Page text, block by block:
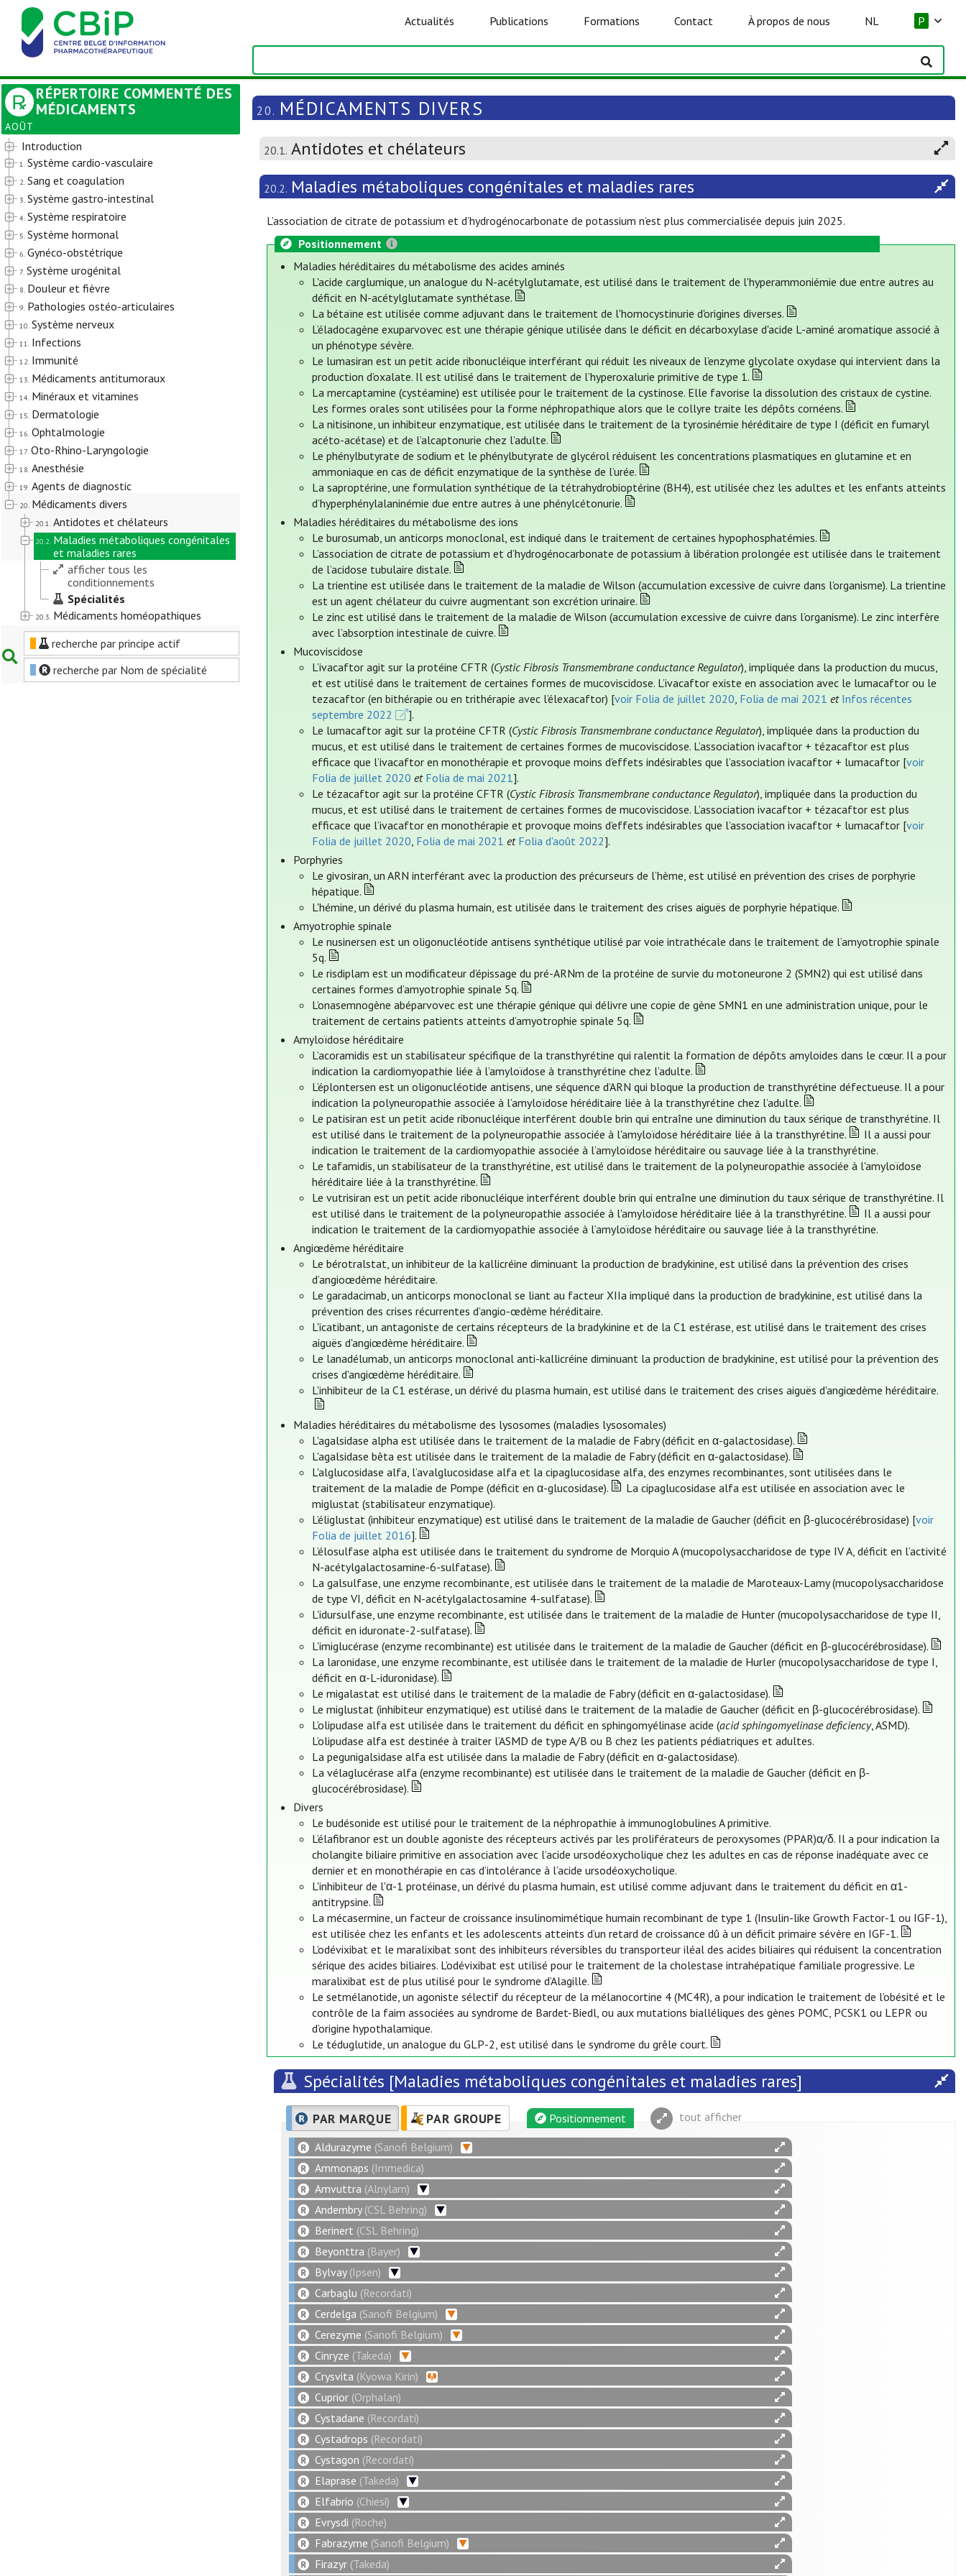
Actualités Publications Formations Contact À propos de nous NL P
RÉPERTOIRE COMMENTÉ DES
MÉDICAMENTS
AOÛT
Introduction
1. Système cardio-vasculaire
2. Sang et coagulation
3. Système gastro-intestinal
4. Système respiratoire
5. Système hormonal
6. Gynéco-obstétrique
7. Système urogénital
8. Douleur et fièvre
9. Pathologies ostéo-articulaires
10. Système nerveux
11. Infections
12. Immunité
13. Médicaments antitumoraux
14. Minéraux et vitamines
15. Dermatologie
16. Ophtalmologie
17. Oto-Rhino-Laryngologie
18. Anesthésie
19. Agents de diagnostic
20. Médicaments divers
20.1. Antidotes et chélateurs
20.2. Maladies métaboliques congénitales
et maladies rares
afficher tous les
conditionnements
Spécialités
20.3. Médicaments homéopathiques
recherche par principe actif
recherche par Nom de spécialité
20. MÉDICAMENTS DIVERS
20.1. Antidotes et chélateurs
20.2. Maladies métaboliques congénitales et maladies rares
L’association de citrate de potassium et d’hydrogénocarbonate de potassium n’est plus commercialisée depuis juin 2025.
Positionnement
Maladies héréditaires du métabolisme des acides aminés
L'acide carglumique, un analogue du N-acétylglutamate, est utilisé dans le traitement de l'hyperammoniémie due entre autres au
déficit en N-acétylglutamate synthétase.
La bétaïne est utilisée comme adjuvant dans le traitement de l'homocystinurie d'origines diverses.
L’éladocagène exuparvovec est une thérapie génique utilisée dans le déficit en décarboxylase d'acide L-aminé aromatique associé à
un phénotype sévère.
Le lumasiran est un petit acide ribonucléique interférant qui réduit les niveaux de l’enzyme glycolate oxydase qui intervient dans la
production d’oxalate. Il est utilisé dans le traitement de l’hyperoxalurie primitive de type 1.
La mercaptamine (cystéamine) est utilisée pour le traitement de la cystinose. Elle favorise la dissolution des cristaux de cystine.
Les formes orales sont utilisées pour la forme néphropathique alors que le collyre traite les dépôts cornéens.
La nitisinone, un inhibiteur enzymatique, est utilisée dans le traitement de la tyrosinémie héréditaire de type I (déficit en fumaryl
acéto-acétase) et de l’alcaptonurie chez l’adulte.
Le phénylbutyrate de sodium et le phénylbutyrate de glycérol réduisent les concentrations plasmatiques en glutamine et en
ammoniaque en cas de déficit enzymatique de la synthèse de l’urée.
La saproptérine, une formulation synthétique de la tétrahydrobioptérine (BH4), est utilisée chez les adultes et les enfants atteints
d’hyperphénylalaninémie due entre autres à une phénylcétonurie.
Maladies héréditaires du métabolisme des ions
Le burosumab, un anticorps monoclonal, est indiqué dans le traitement de certaines hypophosphatémies.
L’association de citrate de potassium et d’hydrogénocarbonate de potassium à libération prolongée est utilisée dans le traitement
de l’acidose tubulaire distale.
La trientine est utilisée dans le traitement de la maladie de Wilson (accumulation excessive de cuivre dans l’organisme). La trientine
est un agent chélateur du cuivre augmentant son excrétion urinaire.
Le zinc est utilisé dans le traitement de la maladie de Wilson (accumulation excessive de cuivre dans l’organisme). Le zinc interfère
avec l’absorption intestinale de cuivre.
Mucoviscidose
L’ivacaftor agit sur la protéine CFTR (Cystic Fibrosis Transmembrane conductance Regulator), impliquée dans la production du mucus,
et est utilisé dans le traitement de certaines formes de mucoviscidose. L’ivacaftor existe en association avec le lumacaftor ou le
tezacaftor (en bithérapie ou en trithérapie avec l’élexacaftor) [voir Folia de juillet 2020, Folia de mai 2021 et Infos récentes
septembre 2022
].
Le lumacaftor agit sur la protéine CFTR (Cystic Fibrosis Transmembrane conductance Regulator), impliquée dans la production du
mucus, et est utilisé dans le traitement de certaines formes de mucoviscidose. L’association ivacaftor + tézacaftor est plus
efficace que l’ivacaftor en monothérapie et provoque moins d’effets indésirables que l’association ivacaftor + lumacaftor [voir
Folia de juillet 2020 et Folia de mai 2021].
Le tézacaftor agit sur la protéine CFTR (Cystic Fibrosis Transmembrane conductance Regulator), impliquée dans la production du
mucus, et est utilisé dans le traitement de certaines formes de mucoviscidose. L’association ivacaftor + tézacaftor est plus
efficace que l’ivacaftor en monothérapie et provoque moins d’effets indésirables que l’association ivacaftor + lumacaftor [voir
Folia de juillet 2020, Folia de mai 2021 et Folia d'août 2022].
Porphyries
Le givosiran, un ARN interférant avec la production des précurseurs de l’hème, est utilisé en prévention des crises de porphyrie
hépatique.
L'hémine, un dérivé du plasma humain, est utilisée dans le traitement des crises aiguës de porphyrie hépatique.
Amyotrophie spinale
Le nusinersen est un oligonucléotide antisens synthétique utilisé par voie intrathécale dans le traitement de l’amyotrophie spinale
5q.
Le risdiplam est un modificateur d’épissage du pré-ARNm de la protéine de survie du motoneurone 2 (SMN2) qui est utilisé dans
certaines formes d’amyotrophie spinale 5q.
L’onasemnogène abéparvovec est une thérapie génique qui délivre une copie de gène SMN1 en une administration unique, pour le
traitement de certains patients atteints d’amyotrophie spinale 5q.
Amyloïdose héréditaire
L’acoramidis est un stabilisateur spécifique de la transthyrétine qui ralentit la formation de dépôts amyloides dans le cœur. Il a pour
indication la cardiomyopathie liée à l’amyloïdose à transthyrétine chez l’adulte.
L’éplontersen est un oligonucléotide antisens, une séquence d’ARN qui bloque la production de transthyrétine défectueuse. Il a pour
indication la polyneuropathie associée à l’amyloïdose héréditaire liée à la transthyrétine chez l’adulte.
Le patisiran est un petit acide ribonucléique interférent double brin qui entraîne une diminution du taux sérique de transthyrétine. Il
est utilisé dans le traitement de la polyneuropathie associée à l'amyloïdose héréditaire liée à la transthyrétine.
Il a aussi pour
indication le traitement de la cardiomyopathie associée à l’amyloïdose héréditaire ou sauvage liée à la transthyrétine.
Le tafamidis, un stabilisateur de la transthyrétine, est utilisé dans le traitement de la polyneuropathie associée à l'amyloïdose
héréditaire liée à la transthyrétine.
Le vutrisiran est un petit acide ribonucléique interférent double brin qui entraîne une diminution du taux sérique de transthyrétine. Il
est utilisé dans le traitement de la polyneuropathie associée à l'amyloïdose héréditaire liée à la transthyrétine.
Il a aussi pour
indication le traitement de la cardiomyopathie associée à l’amyloïdose héréditaire ou sauvage liée à la transthyrétine.
Angiœdème héréditaire
Le bérotralstat, un inhibiteur de la kallicréine diminuant la production de bradykinine, est utilisé dans la prévention des crises
d’angioœdème héréditaire.
Le garadacimab, un anticorps monoclonal se liant au facteur XIIa impliqué dans la production de bradykinine, est utilisé dans la
prévention des crises récurrentes d’angio-œdème héréditaire.
L'icatibant, un antagoniste de certains récepteurs de la bradykinine et de la C1 estérase, est utilisé dans le traitement des crises
aiguës d'angiœdème héréditaire.
Le lanadélumab, un anticorps monoclonal anti-kallicréine diminuant la production de bradykinine, est utilisé pour la prévention des
crises d'angiœdème héréditaire.
L'inhibiteur de la C1 estérase, un dérivé du plasma humain, est utilisé dans le traitement des crises aiguës d'angiœdème héréditaire.
Maladies héréditaires du métabolisme des lysosomes (maladies lysosomales)
L'agalsidase alpha est utilisée dans le traitement de la maladie de Fabry (déficit en α-galactosidase).
L'agalsidase bêta est utilisée dans le traitement de la maladie de Fabry (déficit en α-galactosidase).
L'alglucosidase alfa, l’avalglucosidase alfa et la cipaglucosidase alfa, des enzymes recombinantes, sont utilisées dans le
traitement de la maladie de Pompe (déficit en α-glucosidase).
La cipaglucosidase alfa est utilisée en association avec le
miglustat (stabilisateur enzymatique).
L’éliglustat (inhibiteur enzymatique) est utilisé dans le traitement de la maladie de Gaucher (déficit en β-glucocérébrosidase) [voir
Folia de juillet 2016].
L’élosulfase alpha est utilisée dans le traitement du syndrome de Morquio A (mucopolysaccharidose de type IV A, déficit en l’activité
N-acétylgalactosamine-6-sulfatase).
La galsulfase, une enzyme recombinante, est utilisée dans le traitement de la maladie de Maroteaux-Lamy (mucopolysaccharidose
de type VI, déficit en N-acétylgalactosamine 4-sulfatase).
L'idursulfase, une enzyme recombinante, est utilisée dans le traitement de la maladie de Hunter (mucopolysaccharidose de type II,
déficit en iduronate-2-sulfatase).
L'imiglucérase (enzyme recombinante) est utilisée dans le traitement de la maladie de Gaucher (déficit en β-glucocérébrosidase).
La laronidase, une enzyme recombinante, est utilisée dans le traitement de la maladie de Hurler (mucopolysaccharidose de type I,
déficit en α-L-iduronidase).
Le migalastat est utilisé dans le traitement de la maladie de Fabry (déficit en α-galactosidase).
Le miglustat (inhibiteur enzymatique) est utilisé dans le traitement de la maladie de Gaucher (déficit en β-glucocérébrosidase).
L’olipudase alfa est utilisée dans le traitement du déficit en sphingomyélinase acide (acid sphingomyelinase deficiency, ASMD).
L’olipudase alfa est destinée à traiter l’ASMD de type A/B ou B chez les patients pédiatriques et adultes.
La pegunigalsidase alfa est utilisée dans la maladie de Fabry (déficit en α-galactosidase).
La vélaglucérase alfa (enzyme recombinante) est utilisée dans le traitement de la maladie de Gaucher (déficit en β-
glucocérébrosidase).
Divers
Le budésonide est utilisé pour le traitement de la néphropathie à immunoglobulines A primitive.
L’élafibranor est un double agoniste des récepteurs activés par les proliférateurs de peroxysomes (PPAR)α/δ. Il a pour indication la
cholangite biliaire primitive en association avec l’acide ursodéoxycholique chez les adultes en cas de réponse inadéquate avec ce
dernier et en monothérapie en cas d’intolérance à l’acide ursodéoxycholique.
L'inhibiteur de l'α-1 protéinase, un dérivé du plasma humain, est utilisé comme adjuvant dans le traitement du déficit en α1-
antitrypsine.
La mécasermine, un facteur de croissance insulinomimétique humain recombinant de type 1 (Insulin-like Growth Factor-1 ou IGF-1),
est utilisée chez les enfants et les adolescents atteints d’un retard de croissance dû à un déficit primaire sévère en IGF-1.
L’odévixibat et le maralixibat sont des inhibiteurs réversibles du transporteur iléal des acides biliaires qui réduisent la concentration
sérique des acides biliaires. L’odévixibat est utilisé pour le traitement de la cholestase intrahépatique familiale progressive. Le
maralixibat est de plus utilisé pour le syndrome d’Alagille.
Le setmélanotide, un agoniste sélectif du récepteur de la mélanocortine 4 (MC4R), a pour indication le traitement de l’obésité et le
contrôle de la faim associées au syndrome de Bardet-Biedl, ou aux mutations bialléliques des gènes POMC, PCSK1 ou LEPR ou
d’origine hypothalamique.
Le téduglutide, un analogue du GLP-2, est utilisé dans le syndrome du grêle court.
Spécialités [Maladies métaboliques congénitales et maladies rares]
PAR MARQUE PAR GROUPE Positionnement tout afficher
Aldurazyme (Sanofi Belgium)
Ammonaps (Immedica)
Amvuttra (Alnylam)
Andembry(CSL Behring)
Berinert (CSL Behring)
Beyonttra (Bayer)
Bylvay(Ipsen)
Carbaglu (Recordati)
Cerdelga (Sanofi Belgium)
Cerezyme (Sanofi Belgium)
Cinryze (Takeda)
Crysvita (Kyowa Kirin)
Cuprior (Orphalan)
Cystadane (Recordati)
Cystadrops (Recordati)
Cystagon (Recordati)
Elaprase (Takeda)
Elfabrio (Chiesi)
Evrysdi (Roche)
Fabrazyme (Sanofi Belgium)
Firazyr (Takeda)